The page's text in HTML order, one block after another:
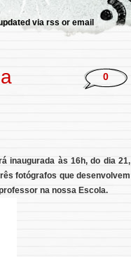
via rss or email
0
inaugurada às 16h, do dia 21,
fotógrafos que desenvolvem
na nossa Escola.